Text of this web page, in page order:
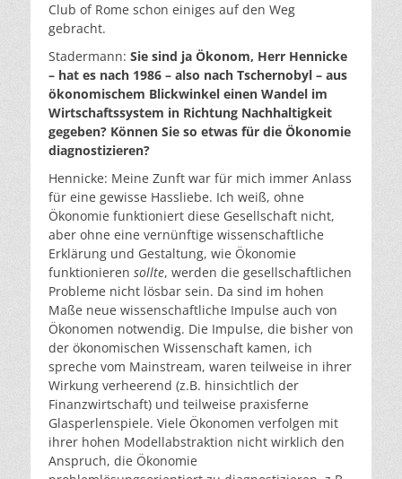
Club of Rome schon einiges auf den Weg
gebracht.
Stadermann: Sie sind ja Ökonom, Herr Hennicke
– hat es nach 1986 – also nach Tschernobyl – aus
ökonomischem Blickwinkel einen Wandel im
Wirtschaftssystem in Richtung Nachhaltigkeit
gegeben? Können Sie so etwas für die Ökonomie
diagnostizieren?
Hennicke: Meine Zunft war für mich immer Anlass
für eine gewisse Hassliebe. Ich weiß, ohne
Ökonomie funktioniert diese Gesellschaft nicht,
aber ohne eine vernünftige wissenschaftliche
Erklärung und Gestaltung, wie Ökonomie
funktionieren sollte, werden die gesellschaftlichen
Probleme nicht lösbar sein. Da sind im hohen
Maße neue wissenschaftliche Impulse auch von
Ökonomen notwendig. Die Impulse, die bisher von
der ökonomischen Wissenschaft kamen, ich
spreche vom Mainstream, waren teilweise in ihrer
Wirkung verheerend (z.B. hinsichtlich der
Finanzwirtschaft) und teilweise praxisferne
Glasperlenspiele. Viele Ökonomen verfolgen mit
ihrer hohen Modellabstraktion nicht wirklich den
Anspruch, die Ökonomie